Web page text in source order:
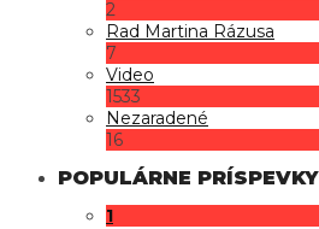
2
Rad Martina Rázusa
7
Video
1533
Nezaradené
16
POPULÁRNE PRÍSPEVKY
1